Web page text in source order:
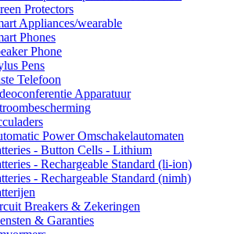
Protectors
Appliances/wearable
Phones
Phone
Pens
Telefoon
Apparatuur
Power Omschakelautomaten
- Button Cells - Lithium
- Rechargeable Standard (li-ion)
- Rechargeable Standard (nimh)
Breakers & Zekeringen
& Garanties